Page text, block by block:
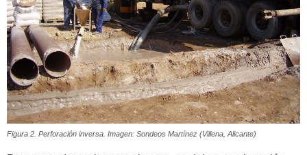
Figura 2. Perforación inversa. Imagen: Sondeos Martínez (Villena, Alicante)